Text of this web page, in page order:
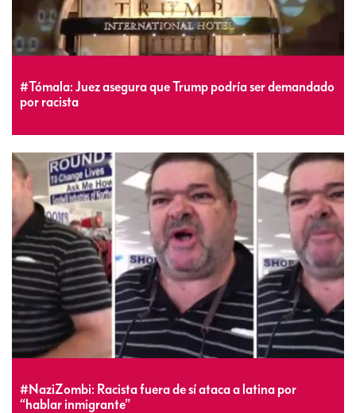
#Tómala: Juez asegura que Trump podría ser demandado
por racista
#NaziZombi: Racista fuera de sí ataca a latina por
“hablar inmigrante”